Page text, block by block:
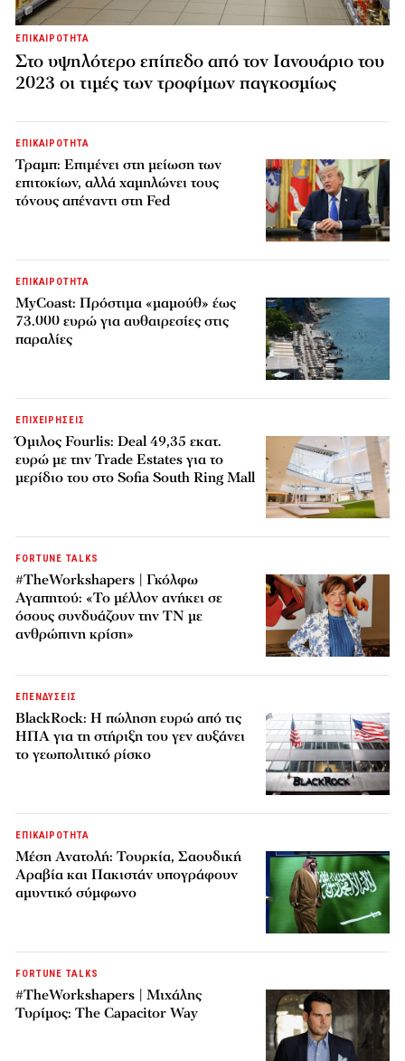
ΕΠΙΚΑΙΡΟΤΗΤΑ
Στο υψηλότερο επίπεδο από τον Ιανουάριο του
2023 οι τιμές των τροφίμων παγκοσμίως
ΕΠΙΚΑΙΡΟΤΗΤΑ
Τραμπ: Επιμένει στη μείωση των
επιτοκίων, αλλά χαμηλώνει τους
τόνους απέναντι στη Fed
ΕΠΙΚΑΙΡΟΤΗΤΑ
MyCoast: Πρόστιμα «μαμούθ» έως
73.000 ευρώ για αυθαιρεσίες στις
παραλίες
ΕΠΙΧΕΙΡΗΣΕΙΣ
Όμιλος Fourlis: Deal 49,35 εκατ.
ευρώ με την Trade Estates για το
μερίδιο του στο Sofia South Ring Mall
FORTUNE TALKS
#TheWorkshapers | Γκόλφω
Αγαπητού: «Το μέλλον ανήκει σε
όσους συνδυάζουν την ΤΝ με
ανθρώπινη κρίση»
ΕΠΕΝΔΥΣΕΙΣ
BlackRock: Η πώληση ευρώ από τις
ΗΠΑ για τη στήριξη του γεν αυξάνει
το γεωπολιτικό ρίσκο
ΕΠΙΚΑΙΡΟΤΗΤΑ
Μέση Ανατολή: Τουρκία, Σαουδική
Αραβία και Πακιστάν υπογράφουν
αμυντικό σύμφωνο
FORTUNE TALKS
#TheWorkshapers | Μιχάλης
Τυρίμος: The Capacitor Way